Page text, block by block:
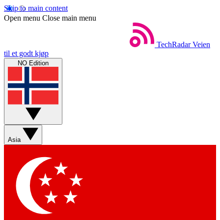
Skip to main content
Open menu Close main menu
TechRadar Veien
til et godt kjøp
NO Edition
Asia